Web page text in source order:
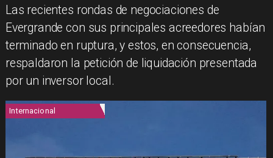
​Las recientes rondas de negociaciones de
Evergrande con sus principales acreedores habían
terminado en ruptura, y estos, en consecuencia,
respaldaron la petición de liquidación presentada
por un inversor local.
Internacional